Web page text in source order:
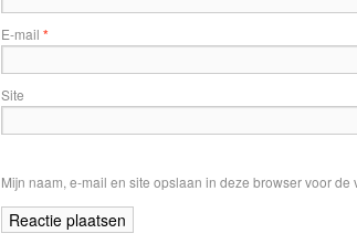
E-mail *
Site
Mijn naam, e-mail en site opslaan in deze browser voor